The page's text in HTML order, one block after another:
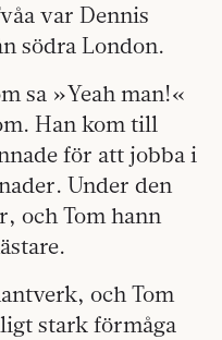
var Dennis
södra London.
sa »Yeah man!«
Han kom till
för att jobba i
Under den
och Tom hann
och Tom
stark förmåga